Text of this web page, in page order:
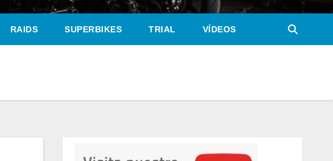
RAIDS SUPERBIKES TRIAL VÍDEOS